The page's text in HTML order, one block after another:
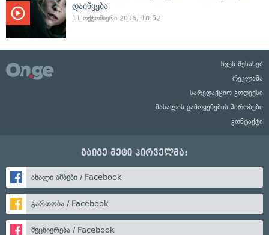
დაიწყება
11 ოქტომბერი 2016, 10:52
ჩვენ შესახებ
რეკლამა
სარედაქციო კოდექსი
მასალის გამოყენების პირობები
კონტაქტი
გაიგე მეტი პირველმა:
ახალი ამბები / Facebook
გართობა / Facebook
მეცნიერება / Facebook